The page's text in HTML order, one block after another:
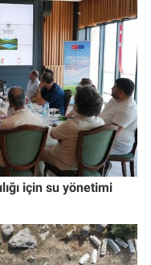
için su yönetimi